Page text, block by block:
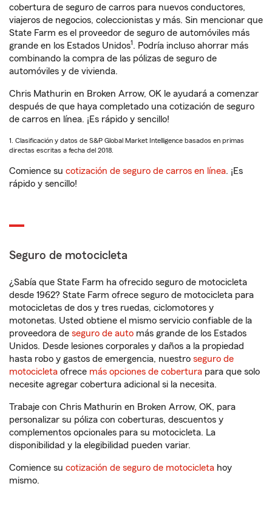
cobertura de seguro de carros para nuevos conductores,
viajeros de negocios, coleccionistas y más. Sin mencionar que
State Farm es el proveedor de seguro de automóviles más
grande en los Estados Unidos1. Podría incluso ahorrar más
combinando la compra de las pólizas de seguro de
automóviles y de vivienda.
Chris Mathurin en Broken Arrow, OK le ayudará a comenzar
después de que haya completado una cotización de seguro
de carros en línea. ¡Es rápido y sencillo!
1. Clasificación y datos de S&P Global Market Intelligence basados en primas
directas escritas a fecha del 2018.
Comience su cotización de seguro de carros en línea. ¡Es
rápido y sencillo!
Seguro de motocicleta
¿Sabía que State Farm ha ofrecido seguro de motocicleta
desde 1962? State Farm ofrece seguro de motocicleta para
motocicletas de dos y tres ruedas, ciclomotores y
motonetas. Usted obtiene el mismo servicio confiable de la
proveedora de seguro de auto más grande de los Estados
Unidos. Desde lesiones corporales y daños a la propiedad
hasta robo y gastos de emergencia, nuestro seguro de
motocicleta ofrece más opciones de cobertura para que solo
necesite agregar cobertura adicional si la necesita.
Trabaje con Chris Mathurin en Broken Arrow, OK, para
personalizar su póliza con coberturas, descuentos y
complementos opcionales para su motocicleta. La
disponibilidad y la elegibilidad pueden variar.
Comience su cotización de seguro de motocicleta hoy
mismo.